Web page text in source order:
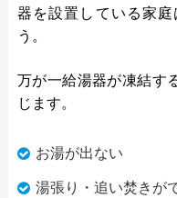
器を設置している家
う。
万が一給湯器が凍結す
じます。
お湯が出ない
湯張り・追い焚きが